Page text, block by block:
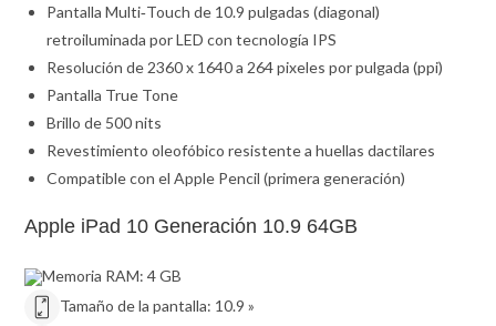
Pantalla Multi‑Touch de 10.9 pulgadas (diagonal)
retroiluminada por LED con tecnología IPS
Resolución de 2360 x 1640 a 264 pixeles por pulgada (ppi)
Pantalla True Tone
Brillo de 500 nits
Revestimiento oleofóbico resistente a huellas dactilares
Compatible con el Apple Pencil (primera generación)
Apple iPad 10 Generación 10.9 64GB
Memoria RAM: 4 GB
Tamaño de la pantalla: 10.9 »